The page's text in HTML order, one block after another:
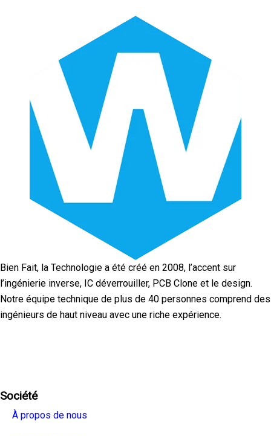
Bien Fait, la Technologie a été créé en 2008, l’accent sur
l’ingénierie inverse, IC déverrouiller, PCB Clone et le design.
Notre équipe technique de plus de 40 personnes comprend des
ingénieurs de haut niveau avec une riche expérience.
Société
À propos de nous